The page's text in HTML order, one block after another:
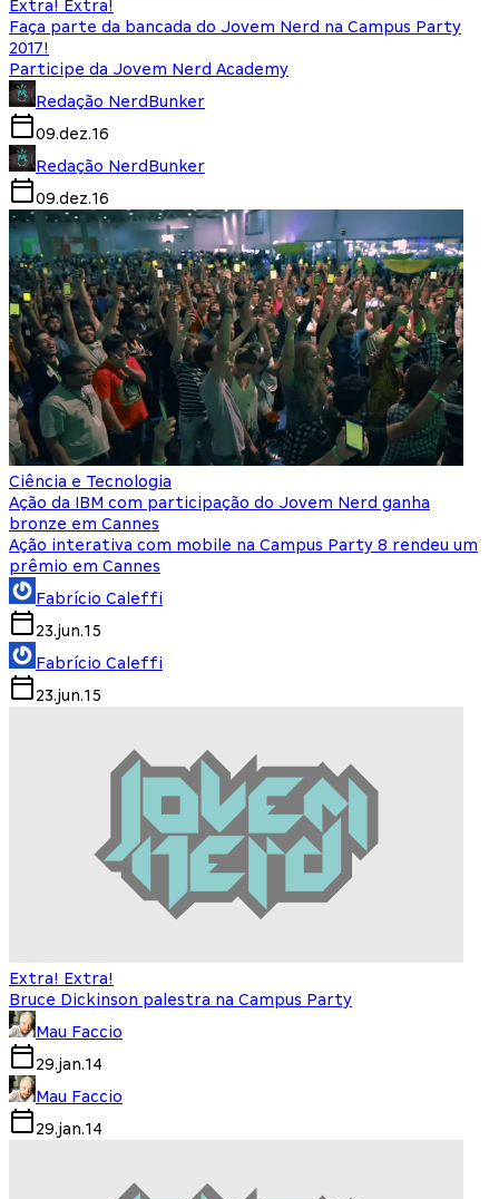
Extra! Extra!
Faça parte da bancada do Jovem Nerd na Campus Party
2017!
Participe da Jovem Nerd Academy
Redação NerdBunker
09.dez.16
Redação NerdBunker
09.dez.16
Ciência e Tecnologia
Ação da IBM com participação do Jovem Nerd ganha
bronze em Cannes
Ação interativa com mobile na Campus Party 8 rendeu um
prêmio em Cannes
Fabrício Caleffi
23.jun.15
Fabrício Caleffi
23.jun.15
Extra! Extra!
Bruce Dickinson palestra na Campus Party
Mau Faccio
29.jan.14
Mau Faccio
29.jan.14